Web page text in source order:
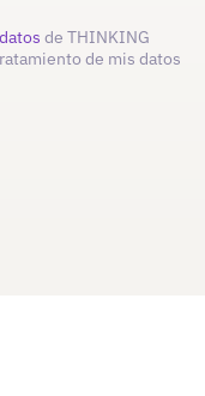
de THINKING
de mis datos